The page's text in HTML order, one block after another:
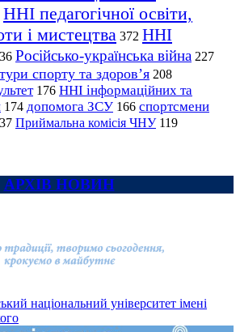
ННІ педагогічної освіти,
і мистецтва 372 ННІ
Російсько-українська війна 227
спорту та здоров’я 208
176 ННІ інформаційних та
174 допомога ЗСУ 166 спортсмени
Приймальна комісія ЧНУ 119
АРХІВ НОВИН
національний університет імені